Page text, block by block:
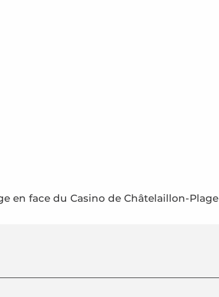
en face du Casino de Châtelaillon-Plage